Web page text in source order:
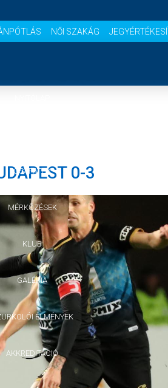
NŐI SZAKÁG
CSAPATOK
MÉRKŐZÉSEK
KLUB
GALÉRIA
ÉLMÉNYEK
AKKREDITÁCIÓ
0-3